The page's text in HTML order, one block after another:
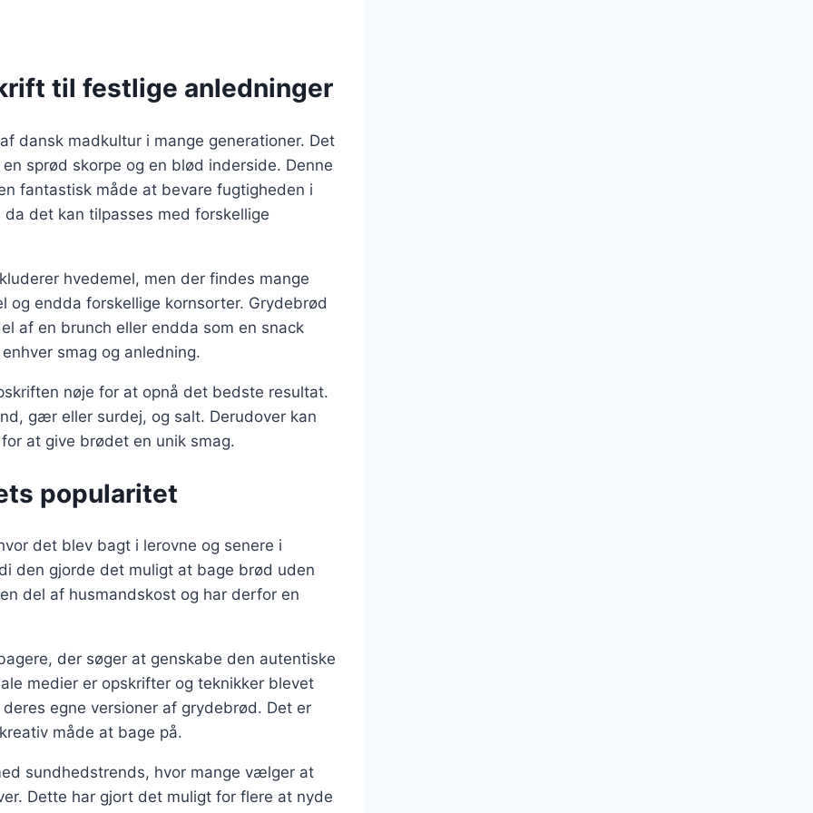
til festlige anledninger
dansk madkultur i mange generationer. Det
sprød skorpe og en blød inderside. Denne
fantastisk måde at bevare fugtigheden i
det kan tilpasses med forskellige
hvedemel, men der findes mange
endda forskellige kornsorter. Grydebrød
af en brunch eller endda som en snack
smag og anledning.
nøje for at opnå det bedste resultat.
gær eller surdej, og salt. Derudover kan
at give brødet en unik smag.
popularitet
det blev bagt i lerovne og senere i
den gjorde det muligt at bage brød uden
del af husmandskost og har derfor en
der søger at genskabe den autentiske
medier er opskrifter og teknikker blevet
egne versioner af grydebrød. Det er
måde at bage på.
sundhedstrends, hvor mange vælger at
Dette har gjort det muligt for flere at nyde